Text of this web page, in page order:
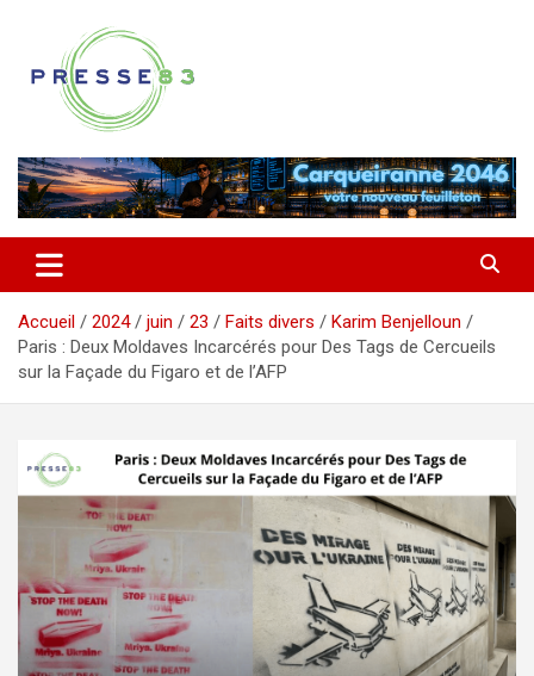
contenu
Presse 83
Accueil 2024 juin 23 Faits divers
Karim Benjelloun
Paris : Deux Moldaves Incarcérés pour Des Tags de Cercueils
sur la Façade du Figaro et de l’AFP